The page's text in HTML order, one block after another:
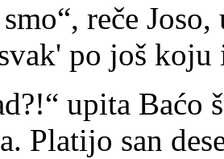
reče
po još koju
upita Baćo
Platijo san